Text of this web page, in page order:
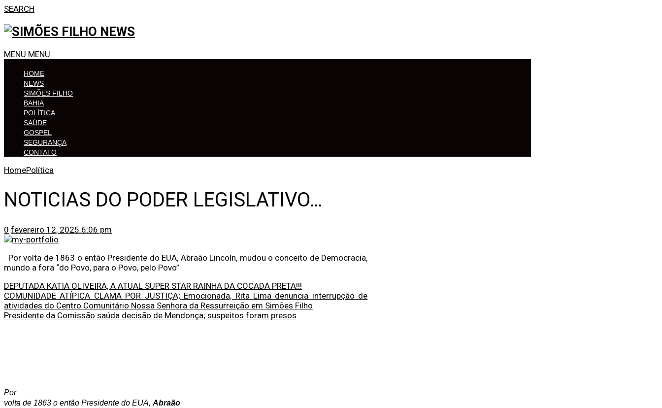
SEARCH
MENU MENU
HOME
NEWS
SIMÕES FILHO
BAHIA
POLÍTICA
SAÚDE
GOSPEL
SEGURANÇA
CONTATO
HomePolítica
NOTICIAS DO PODER LEGISLATIVO…
0 fevereiro 12, 2025 6:06 pm
Por volta de 1863 o então Presidente do EUA, Abraão Lincoln, mudou o conceito de Democracia,
mundo a fora “do Povo, para o Povo, pelo Povo”
DEPUTADA KATIA OLIVEIRA, A ATUAL SUPER STAR RAINHA DA COCADA PRETA!!!
COMUNIDADE ATÍPICA CLAMA POR JUSTIÇA; Emocionada, Rita Lima denuncia interrupção de
atividades do Centro Comunitário Nossa Senhora da Ressurreição em Simões Filho
Presidente da Comissão saúda decisão de Mendonça; suspeitos foram presos
Por
volta de 1863 o então Presidente do EUA, Abraão